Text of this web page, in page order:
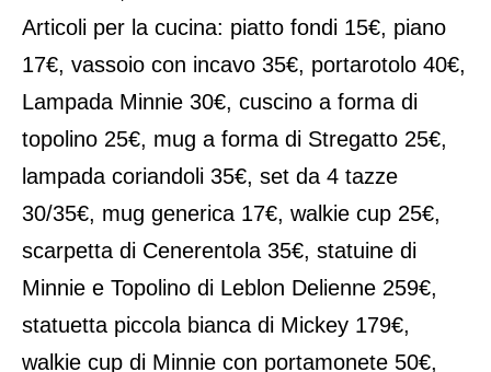
Articoli per la cucina: piatto fondi 15€, piano
17€, vassoio con incavo 35€, portarotolo 40€,
Lampada Minnie 30€, cuscino a forma di
topolino 25€, mug a forma di Stregatto 25€,
lampada coriandoli 35€, set da 4 tazze
30/35€, mug generica 17€, walkie cup 25€,
scarpetta di Cenerentola 35€, statuine di
Minnie e Topolino di Leblon Delienne 259€,
statuetta piccola bianca di Mickey 179€,
walkie cup di Minnie con portamonete 50€,